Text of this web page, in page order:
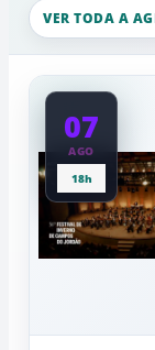
VER TODA A
07
AGO
18h